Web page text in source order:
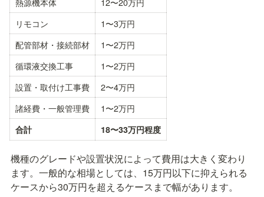
リモコン
1〜3万円
配管部材・接続部材
1〜2万円
循環液交換工事
1〜2万円
設置・取付け工事費
2〜4万円
諸経費・一般管理費
1〜2万円
合計 18〜33万円程度
機種のグレードや設置状況によって費用は大きく変わり
ます。一般的な相場としては、15万円以下に抑えられる
ケースから30万円を超えるケースまで幅があります。